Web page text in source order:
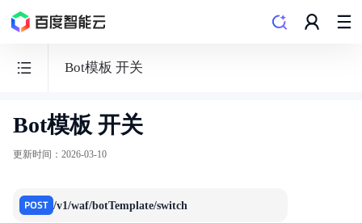
Bot模板 开关
Web
应
火
Bot模板 开关
更新时间 ： 2026-03-10
POST /v1/waf/botTemplate/switch